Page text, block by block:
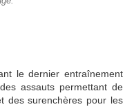
le dernier entraînement
assauts permettant de
des surenchères pour les